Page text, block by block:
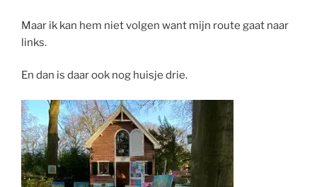
Maar ik kan hem niet volgen want mijn route gaat naar
links.
En dan is daar ook nog huisje drie.